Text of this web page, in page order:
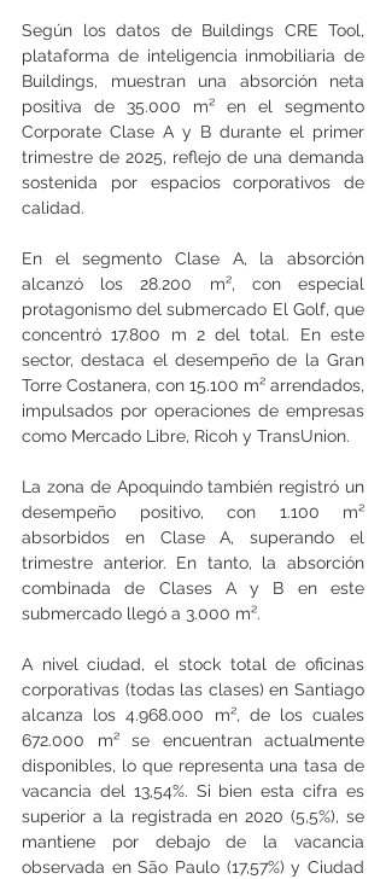
Según los datos de Buildings CRE Tool,
plataforma de inteligencia inmobiliaria de
Buildings, muestran una absorción neta
positiva de 35.000 m² en el segmento
Corporate Clase A y B durante el primer
trimestre de 2025, reflejo de una demanda
sostenida por espacios corporativos de
calidad.
En el segmento Clase A, la absorción
alcanzó los 28.200 m², con especial
protagonismo del submercado El Golf, que
concentró 17.800 m 2 del total. En este
sector, destaca el desempeño de la Gran
Torre Costanera, con 15.100 m² arrendados,
impulsados ​​por operaciones de empresas
como Mercado Libre, Ricoh y TransUnion.
La zona de Apoquindo también registró un
desempeño positivo, con 1.100 m²
absorbidos en Clase A, superando el
trimestre anterior. En tanto, la absorción
combinada de Clases A y B en este
submercado llegó a 3.000 m².
A nivel ciudad, el stock total de oficinas
corporativas (todas las clases) en Santiago
alcanza los 4.968.000 m², de los cuales
672.000 m² se encuentran actualmente
disponibles, lo que representa una tasa de
vacancia del 13,54%. Si bien esta cifra es
superior a la registrada en 2020 (5,5%), se
mantiene por debajo de la vacancia
observada en São Paulo (17,57%) y Ciudad